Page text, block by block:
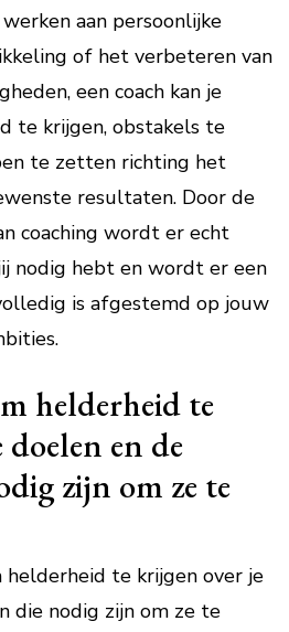
aan persoonlijke
of het verbeteren van
een coach kan je
te krijgen, obstakels te
te zetten richting het
resultaten. Door de
coaching wordt er echt
nodig hebt en wordt er een
is afgestemd op jouw
helderheid te
en de
zijn om ze te
helderheid te krijgen over je
die nodig zijn om ze te